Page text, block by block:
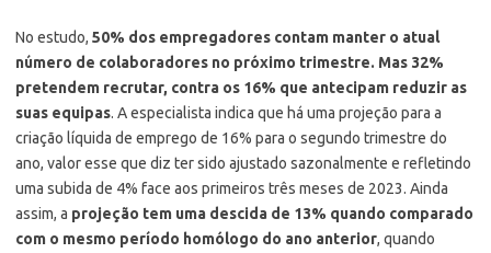
No estudo, 50% dos empregadores contam manter o atual
número de colaboradores no próximo trimestre. Mas 32%
pretendem recrutar, contra os 16% que antecipam reduzir as
suas equipas. A especialista indica que há uma projeção para a
criação líquida de emprego de 16% para o segundo trimestre do
ano, valor esse que diz ter sido ajustado sazonalmente e refletindo
uma subida de 4% face aos primeiros três meses de 2023. Ainda
assim, a projeção tem uma descida de 13% quando comparado
com o mesmo período homólogo do ano anterior, quando